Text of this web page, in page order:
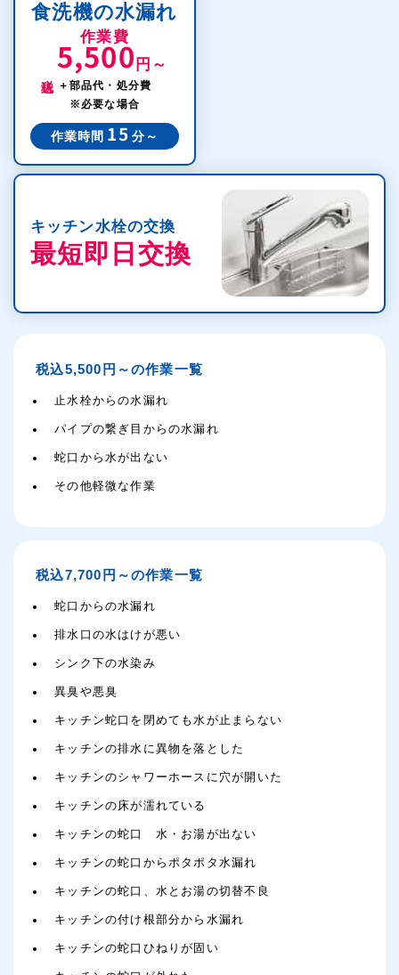
食洗機の水漏れ
作業費
5,500 円～
＋部品代・処分費
※必要な場合
作業時間 15 分～
キッチン水栓の交換
最短即日交換
税込5,500円～の作業一覧
止水栓からの水漏れ
パイプの繋ぎ目からの水漏れ
蛇口から水が出ない
その他軽微な作業
税込7,700円～の作業一覧
蛇口からの水漏れ
排水口の水はけが悪い
シンク下の水染み
異臭や悪臭
キッチン蛇口を閉めても水が止まらない
キッチンの排水に異物を落とした
キッチンのシャワーホースに穴が開いた
キッチンの床が濡れている
キッチンの蛇口 水・お湯が出ない
キッチンの蛇口からポタポタ水漏れ
キッチンの蛇口、水とお湯の切替不良
キッチンの付け根部分から水漏れ
キッチンの蛇口ひねりが固い